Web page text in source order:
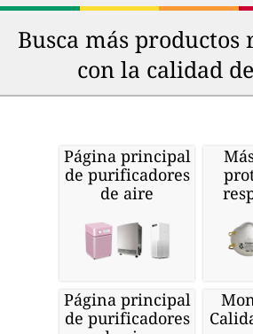
Busca más productos
con la calidad
Página principal
de purificadores
de aire
Página principal
de purificadores